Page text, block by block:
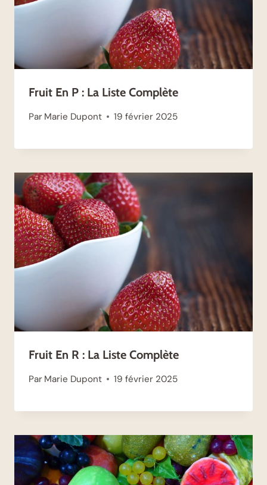
Fruit En P : La Liste Complète
Par Marie Dupont 19 février 2025
Fruit En R : La Liste Complète
Par Marie Dupont 19 février 2025